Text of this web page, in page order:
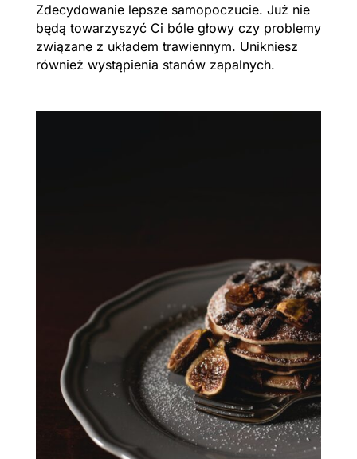
Zdecydowanie lepsze samopoczucie. Już nie
będą towarzyszyć Ci bóle głowy czy problemy
związane z układem trawiennym. Unikniesz
również wystąpienia stanów zapalnych.